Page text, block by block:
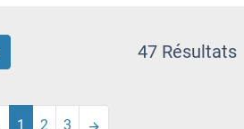
47 Résultats
1 2 3